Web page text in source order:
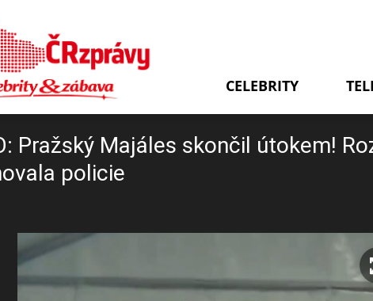
CELEBRITY
Pražský Majáles skončil útokem!
policie